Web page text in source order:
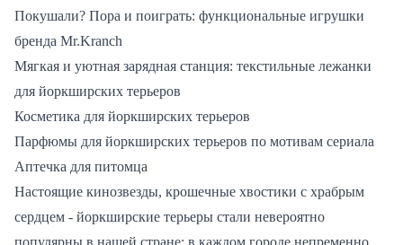
Покушали? Пора и поиграть: функциональные игрушки
бренда Mr.Kranch
Мягкая и уютная зарядная станция: текстильные лежанки
для йоркширских терьеров
Косметика для йоркширских терьеров
Парфюмы для йоркширских терьеров по мотивам сериала
Аптечка для питомца
Настоящие кинозвезды, крошечные хвостики с храбрым
сердцем - йоркширские терьеры стали невероятно